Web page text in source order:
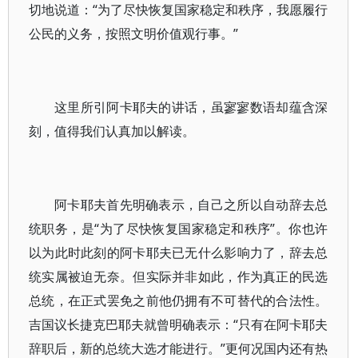
切地说道：“为了尽快恢复国家稳定和秩序，我愿履行
公民的义务，按照文明价值观行事。”
这里所引阿卡耶夫的讲话，虽寥寥数语却蕴含深
刻，值得我们认真加以解读。
阿卡耶夫首先明确表示，自己之所以自动辞去总
统职务，是“为了尽快恢复国家稳定和秩序”。你也许
以为此时此刻的阿卡耶夫已无什么影响力了，辞去总
统实属被迫无奈。但实际并非如此，作为真正的民选
总统，在正式罢免之前他仍拥有不可替代的合法性。
吉国议长捷克巴耶夫就曾明确表示：“只有在阿卡耶夫
辞职后，新的总统大选才能进行。”更何况国内还有热